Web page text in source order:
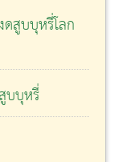
สูบบุหรี่โลก
บบุหรี่